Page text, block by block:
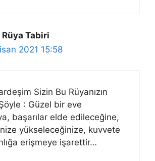
Rüya Tabiri
2021 15:58
Sizin Bu Rüyanızın
: Güzel bir eve
başarılar elde edileceğine,
yükseleceğinize, kuvvete
erişmeye işarettir…